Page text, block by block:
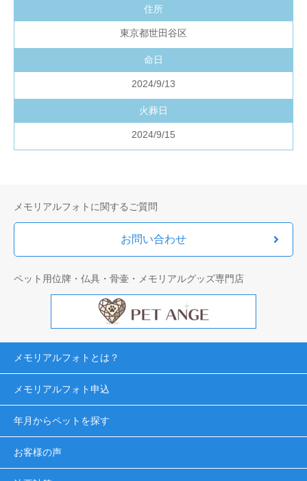
住所
東京都世田谷区
命日
2024/9/13
火葬日
2024/9/15
メモリアルフォトに関するご質問
お問い合わせ
ペット用位牌・仏具・骨壷・メモリアルグッズ専門店
メモリアルフォトとは？
メモリアルフォト申込
年月からペットを探す
お客様の声